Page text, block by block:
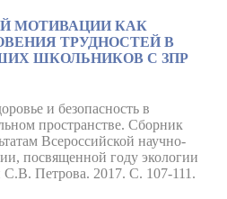
МОТИВАЦИИ КАК
ТРУДНОСТЕЙ В
ШКОЛЬНИКОВ С ЗПР
и безопасность в
пространстве. Сборник
Всероссийской научно-
посвященной году экологии
Петрова. 2017. С. 107-111.